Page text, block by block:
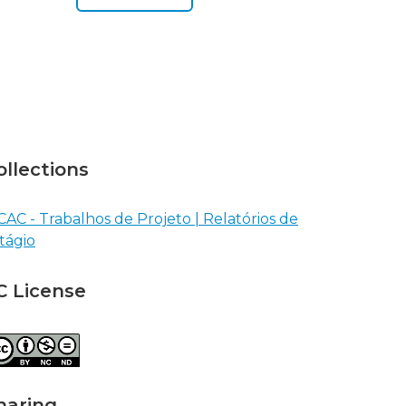
- Trabalhos de Projeto | Relatórios de
License